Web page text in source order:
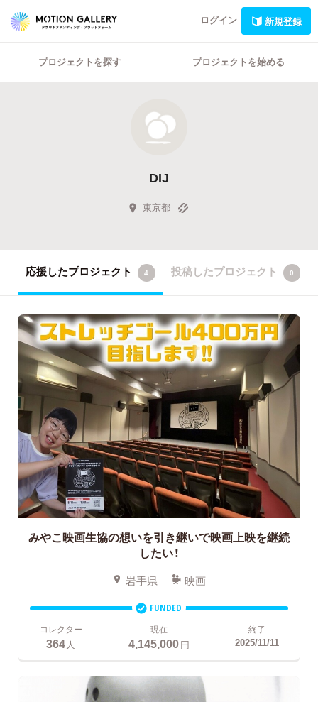
ログイン 新規登録
プロジェクトを探す プロジェクトを始める
DIJ
東京都
応援したプロジェクト 4 投稿したプロジェクト 0
みやこ映画生協の想いを引き継いで映画上映を継続
したい！
岩手県 映画
FUNDED
コレクター
364 人
現在
4,145,000円
終了
2025/11/11